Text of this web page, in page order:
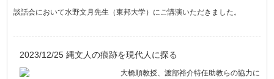
談話会において水野文月先生（東邦大学）にご講演いただきました。
2023/12/25 縄文人の痕跡を現代人に探る
大橋順教授、渡部裕介特任助教らの協力に